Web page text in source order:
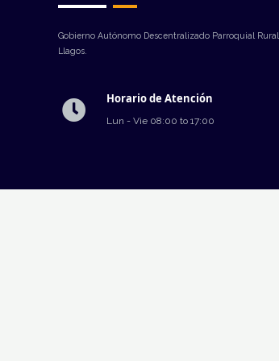
Gobierno Autónomo Descentralizado Parroquial Rural
Llagos.
Horario de Atención
Lun - Vie 08:00 to 17:00